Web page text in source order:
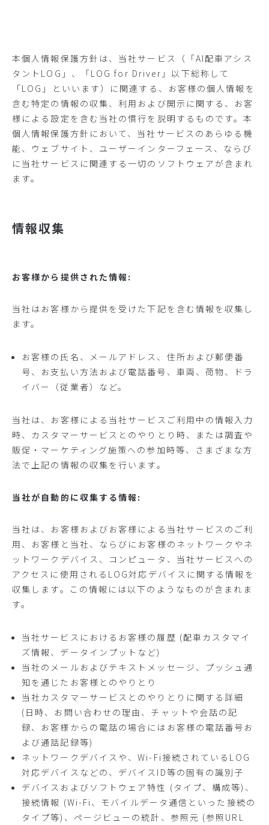
本個人情報保護方針は、当社サービス（「AI配車アシス
タントLOG」、「LOG for Driver」以下総称して
「LOG」といいます）に関連する、お客様の個人情報を
含む特定の情報の収集、利用および開示に関する、お客
様による設定を含む当社の慣行を説明するものです。本
個人情報保護方針において、当社サービスのあらゆる機
能、ウェブサイト、ユーザーインターフェース、ならび
に当社サービスに関連する一切のソフトウェアが含まれ
ます。
情報収集
お客様から提供された情報:
当社はお客様から提供を受けた下記を含む情報を収集し
ます。
お客様の氏名、メールアドレス、住所および郵便番
号、お支払い方法および電話番号、車両、荷物、ドラ
イバー（従業者）など。
当社は、お客様による当社サービスご利用中の情報入力
時、カスタマーサービスとのやりとり時、または調査や
販促・マーケティング施策への参加時等、さまざまな方
法で上記の情報の収集を行います。
当社が自動的に収集する情報:
当社は、お客様およびお客様による当社サービスのご利
用、お客様と当社、ならびにお客様のネットワークやネ
ットワークデバイス、コンピュータ、当社サービスへの
アクセスに使用されるLOG対応デバイスに関する情報を
収集します。この情報には以下のようなものが含まれま
す。
当社サービスにおけるお客様の履歴 (配車カスタマイ
ズ情報、データインプットなど)
当社のメールおよびテキストメッセージ、プッシュ通
知を通じたお客様とのやりとり
当社カスタマーサービスとのやりとりに関する詳細
(日時、お問い合わせの理由、チャットや会話の記
録、お客様からの電話の場合にはお客様の電話番号お
よび通話記録等)
ネットワークデバイスや、Wi-Fi接続されているLOG
対応デバイスなどの、デバイスID等の固有の識別子
デバイスおよびソフトウェア特性 (タイプ、構成等)、
接続情報 (Wi-Fi、モバイルデータ通信といった接続の
タイプ等)、ページビューの統計、参照元 (参照URL